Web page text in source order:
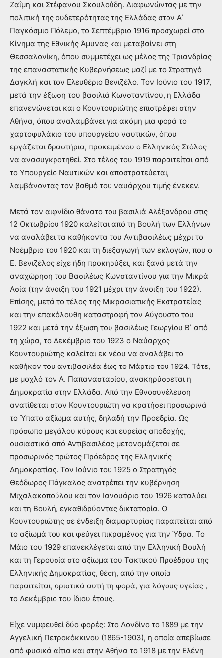
Ζαΐμη και Στέφανου Σκουλούδη. Διαφωνώντας με την
πολιτική της ουδετερότητας της Ελλάδας στον Α΄
Παγκόσμιο Πόλεμο, το Σεπτέμβριο 1916 προσχωρεί στο
Κίνημα της Εθνικής Άμυνας και μεταβαίνει στη
Θεσσαλονίκη, όπου συμμετέχει ως μέλος της Τριανδρίας
της επαναστατικής Κυβερνήσεως μαζί με το Στρατηγό
Δαγκλή και τον Ελευθέριο Βενιζέλο. Τον Ιούνιο του 1917,
μετά την έξωση του βασιλιά Κωνσταντίνου, η Ελλάδα
επανενώνεται και ο Κουντουριώτης επιστρέφει στην
Αθήνα, όπου αναλαμβάνει για ακόμη μια φορά το
χαρτοφυλάκιο του υπουργείου ναυτικών, όπου
εργάζεται δραστήρια, προκειμένου ο Ελληνικός Στόλος
να ανασυγκροτηθεί. Στο τέλος του 1919 παραιτείται από
το Υπουργείο Ναυτικών και αποστρατεύεται,
λαμβάνοντας τον βαθμό του ναυάρχου τιμής ένεκεν.
Μετά τον αιφνίδιο θάνατο του βασιλιά Αλέξανδρου στις
12 Οκτωβρίου 1920 καλείται από τη Βουλή των Ελλήνων
να αναλάβει τα καθήκοντα του Αντιβασιλέως μέχρι το
Νοέμβριο του 1920 και τη διεξαγωγή των εκλογών, που ο
Ε. Βενιζέλος είχε ήδη προκηρύξει, και ξανά μετά την
αναχώρηση του Βασιλέως Κωνσταντίνου για την Μικρά
Ασία (την άνοιξη του 1921 μέχρι την άνοιξη του 1922).
Επίσης, μετά το τέλος της Μικρασιατικής Εκστρατείας
και την επακόλουθη καταστροφή τον Αύγουστο του
1922 και μετά την έξωση του βασιλέως Γεωργίου Β΄ από
τη χώρα, το Δεκέμβριο του 1923 ο Ναύαρχος
Κουντουριώτης καλείται εκ νέου να αναλάβει το
καθήκον του αντιβασιλέα έως το Μάρτιο του 1924. Τότε,
με μοχλό τον Α. Παπαναστασίου, ανακηρύσσεται η
Δημοκρατία στην Ελλάδα. Από την Εθνοσυνέλευση
ανατίθεται στον Κουντουριώτη να κρατήσει προσωρινά
το Ύπατο αξίωμα αυτής, δηλαδή την Προεδρία. Ως
πρόσωπο μεγάλου κύρους και ευρείας αποδοχής,
ουσιαστικά από Αντιβασιλέας μετονομάζεται σε
προσωρινός πρώτος Πρόεδρος της Ελληνικής
Δημοκρατίας. Τον Ιούνιο του 1925 ο Στρατηγός
Θεόδωρος Πάγκαλος ανατρέπει την κυβέρνηση
Μιχαλακοπούλου και τον Ιανουάριο του 1926 καταλύει
και τη Βουλή, εγκαθιδρύοντας δικτατορία. Ο
Κουντουριώτης σε ένδειξη διαμαρτυρίας παραιτείται από
το αξίωμά του και φεύγει πικραμένος για την Ύδρα. Το
Μάιο του 1929 επανεκλέγεται από την Ελληνική Βουλή
και τη Γερουσία στο αξίωμα του Τακτικού Προέδρου της
Ελληνικής Δημοκρατίας, θέση, από την οποία
παραιτείται, οριστικά αυτή τη φορά, για λόγους υγείας ,
το Δεκέμβριο του ίδιου έτους.
Είχε νυμφευθεί δύο φορές: Στο Λονδίνο το 1889 με την
Αγγελική Πετροκόκκινου (1865-1903), η οποία απεβίωσε
από φυσικά αίτια και στην Αθήνα το 1918 με την Ελένη